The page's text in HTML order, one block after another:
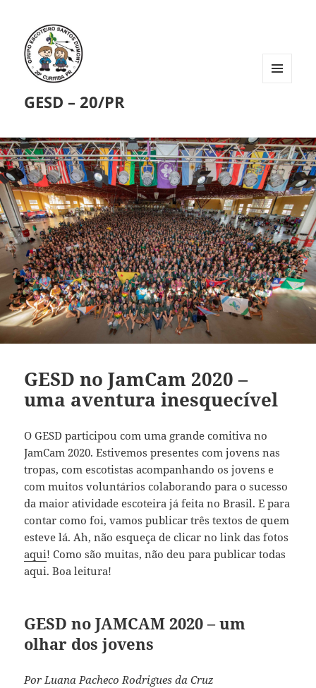
GESD – 20/PR
GESD no JamCam 2020 –
uma aventura inesquecível
O GESD participou com uma grande comitiva no
JamCam 2020. Estivemos presentes com jovens nas
tropas, com escotistas acompanhando os jovens e
com muitos voluntários colaborando para o sucesso
da maior atividade escoteira já feita no Brasil. E para
contar como foi, vamos publicar três textos de quem
esteve lá. Ah, não esqueça de clicar no link das fotos
aqui! Como são muitas, não deu para publicar todas
aqui. Boa leitura!
GESD no JAMCAM 2020 – um
olhar dos jovens
Por Luana Pacheco Rodrigues da Cruz